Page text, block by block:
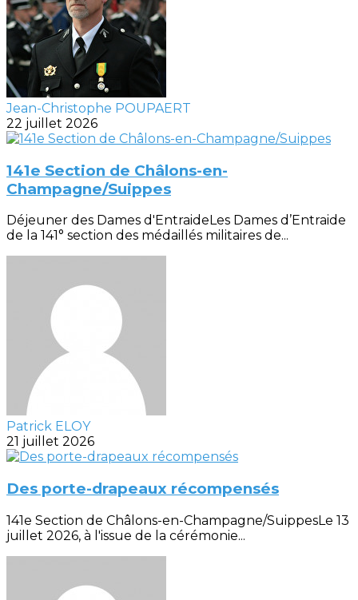
Jean-Christophe POUPAERT
22 juillet 2026
141e Section de Châlons-en-
Champagne/Suippes
Déjeuner des Dames d'EntraideLes Dames d’Entraide
de la 141° section des médaillés militaires de...
Patrick ELOY
21 juillet 2026
Des porte-drapeaux récompensés
141e Section de Châlons-en-Champagne/SuippesLe 13
juillet 2026, à l'issue de la cérémonie...